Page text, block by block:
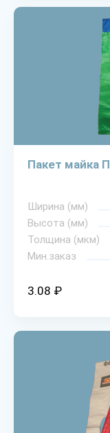
Пакет майка
Ширина (мм)
Высота (мм)
Толщина (мкм)
Мин.заказ
3.08 ₽